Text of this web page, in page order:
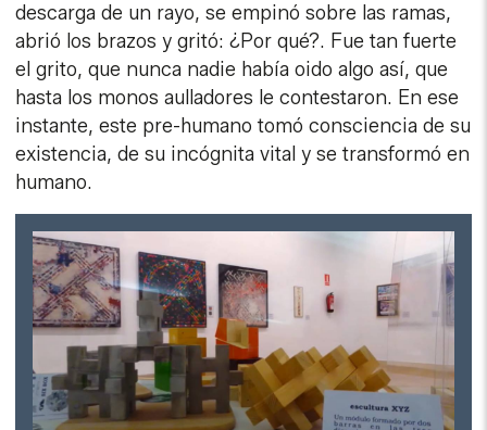
descarga de un rayo, se empinó sobre las ramas,
abrió los brazos y gritó: ¿Por qué?. Fue tan fuerte
el grito, que nunca nadie había oido algo así, que
hasta los monos aulladores le contestaron. En ese
instante, este pre-humano tomó consciencia de su
existencia, de su incógnita vital y se transformó en
humano.